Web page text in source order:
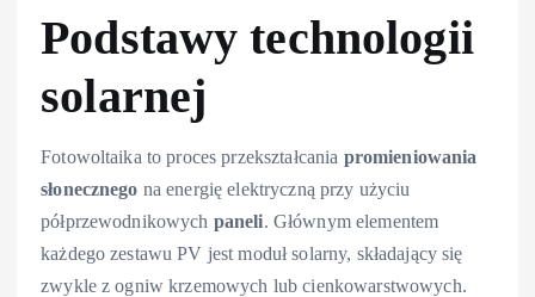
Podstawy technologii
solarnej
Fotowoltaika to proces przekształcania promieniowania
słonecznego na energię elektryczną przy użyciu
półprzewodnikowych paneli. Głównym elementem
każdego zestawu PV jest moduł solarny, składający się
zwykle z ogniw krzemowych lub cienkowarstwowych.